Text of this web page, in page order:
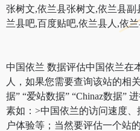
张树文,依兰县张树文,依兰县
兰县吧,百度贴吧,依兰县人,依
中国依兰 数据评估中国依兰在
人，如果您需要查询该站的相
据” “爱站数据” “Chinaz数据”
素如：>中国依兰的访问速度
户体验等；当然要评估一个站